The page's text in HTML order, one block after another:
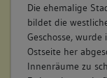
Die ehemalige
bildet die
Geschosse,
Ostseite her
Innenräume zu